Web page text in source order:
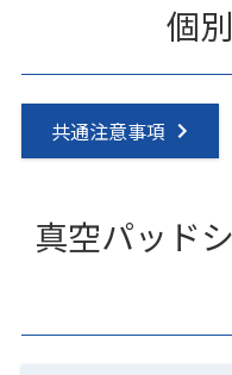
個
共通注意事項
真空パッド